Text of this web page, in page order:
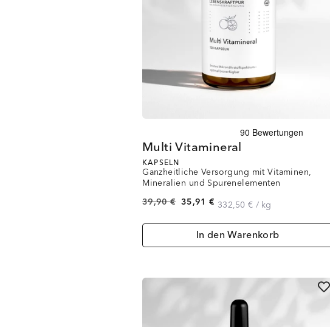
Multi Vitamineral
KAPSELN
Ganzheitliche Versorgung mit Vitaminen,
Mineralien und Spurenelementen
39,90 € 35,91 € 332,50 € / kg
In den Warenkorb